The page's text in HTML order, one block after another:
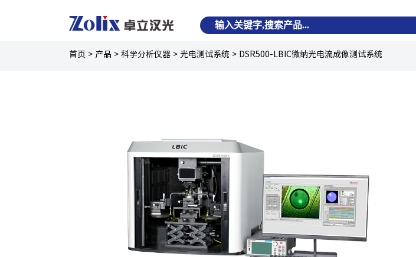
首页 > 产品 >科学分析仪器 > 光电测试系统 > DSR500-LBIC微纳光电流成像测试系统